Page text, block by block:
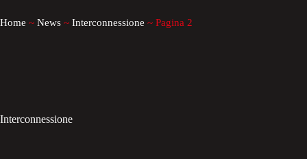
Home ~ News ~ Interconnessione ~ Pagina 2
Interconnessione